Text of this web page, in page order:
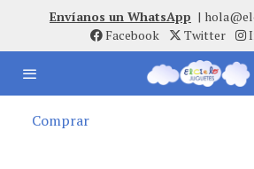
Envíanos un WhatsApp |
Facebook
Twitter
Comprar